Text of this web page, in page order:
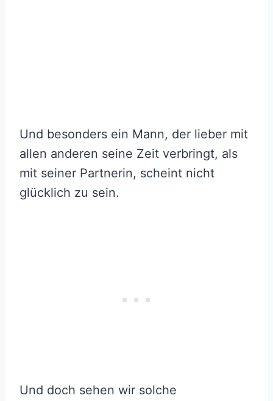
Und besonders ein Mann, der lieber mit
allen anderen seine Zeit verbringt, als
mit seiner Partnerin, scheint nicht
glücklich zu sein.
Und doch sehen wir solche